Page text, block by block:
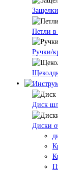
Петли в
Ручки/
Диск
Диски